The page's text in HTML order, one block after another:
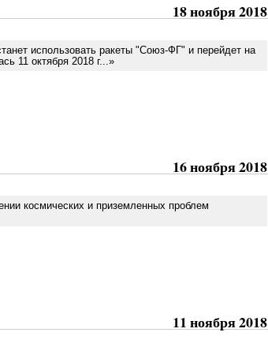
18 ноября 2018
использовать ракеты "Союз-ФГ" и перейдет на
11 октября 2018 г...»
16 ноября 2018
космических и приземленных проблем
11 ноября 2018